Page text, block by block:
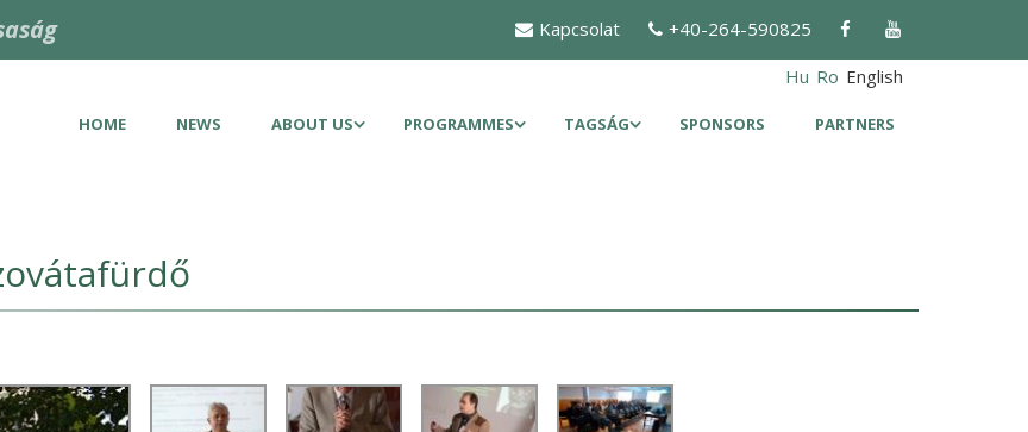
Kapcsolat +40-264-590825
Hu Ro English
HOME NEWS ABOUT US PROGRAMMES TAGSÁG SPONSORS PARTNERS